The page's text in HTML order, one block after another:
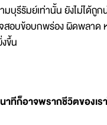
บุรีรัมย์เท่านั้น ยังไม่ได้ถูก
สอบข้อบกพร่อง ผิดพลาด
ขึ้น
าทีก็อาจพรากชีวิตของเร